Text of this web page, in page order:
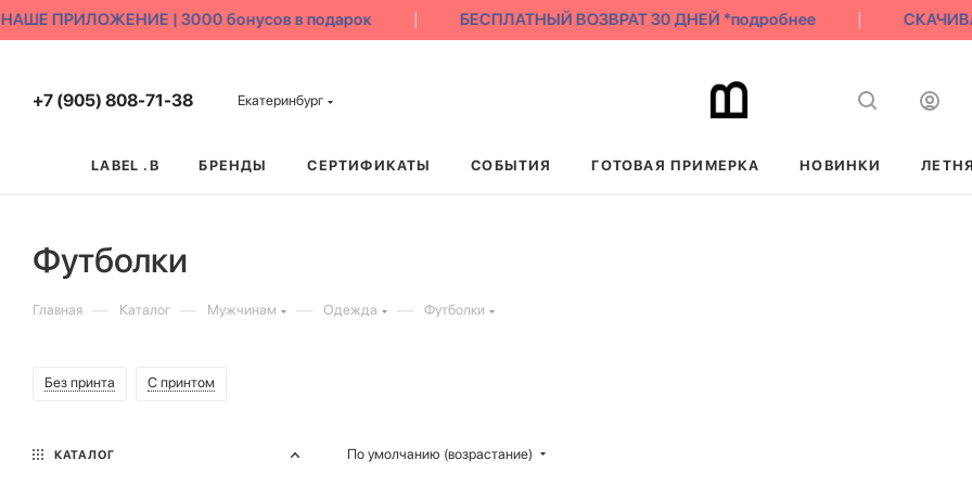
ПРИЛОЖЕНИЕ | 3000 бонусов в подарок БЕСПЛАТНЫЙ ВОЗВРАТ 30 ДНЕЙ *подробнее
+7 (905) 808-71-38 Екатеринбург
LABEL .B БРЕНДЫ СЕРТИФИКАТЫ СОБЫТИЯ ГОТОВАЯ ПРИМЕРКА НОВИНКИ
Футболки
Главная — Каталог — Мужчинам — Одежда — Футболки
Без принта С принтом
По умолчанию (возрастание)
КАТАЛОГ